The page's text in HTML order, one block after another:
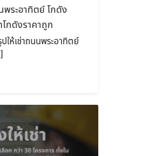
พระอาทิตย์ โกดัง
โกดังราคาถูก
ปให้เช่าถนนพระอาทิตย์